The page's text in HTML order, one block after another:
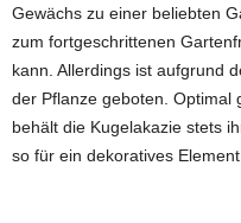
Gewächs zu einer beliebten
zum fortgeschrittenen
kann. Allerdings ist aufgrund
der Pflanze geboten. Optimal
behält die Kugelakazie stets
so für ein dekoratives